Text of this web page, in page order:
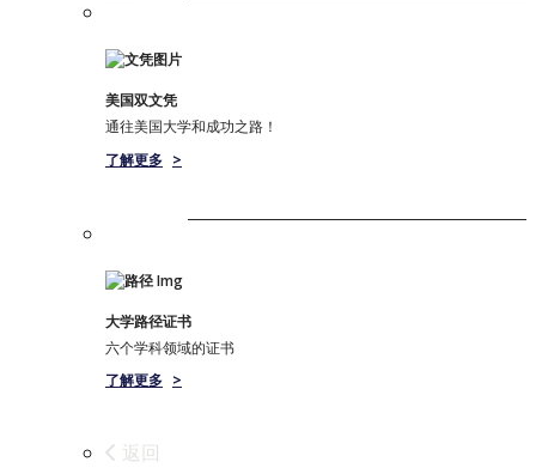
美国双文凭
通往美国大学和成功之路！
了解更多 >
大学路径证书
六个学科领域的证书
了解更多 >
返回